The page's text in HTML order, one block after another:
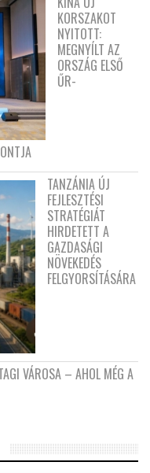
KORSZAKOT
NYITOTT:
MEGNYÍLT AZ
ORSZÁG ELSŐ
ŰR-
TANZÁNIA ÚJ
FEJLESZTÉSI
STRATÉGIÁT
HIRDETETT A
GAZDASÁGI
NÖVEKEDÉS
FELGYORSÍTÁSÁRA
VÁROSA – AHOL MÉG A